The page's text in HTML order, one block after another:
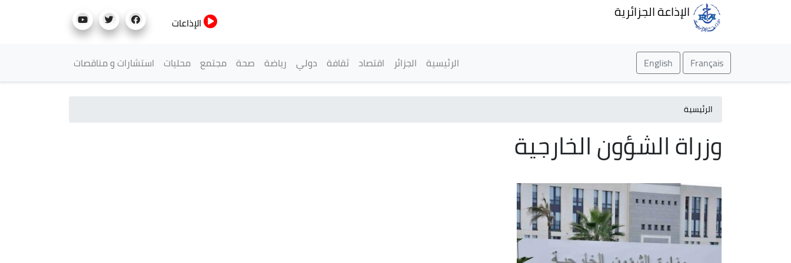
الإذاعة الجزائرية
الإذاعات
Français
English القائمة الرئيسية
الرئيسية الجزائر اقتصاد ثقافة دولي رياضة صحة مجتمع محليات استشارات و مناقصات
الرئيسية
وزراة الشؤون الخارجية